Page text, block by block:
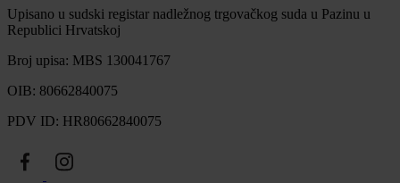
Upisano u sudski registar nadležnog trgovačkog suda u Pazinu u
Republici Hrvatskoj
Broj upisa: MBS 130041767
OIB: 80662840075
PDV ID: HR80662840075